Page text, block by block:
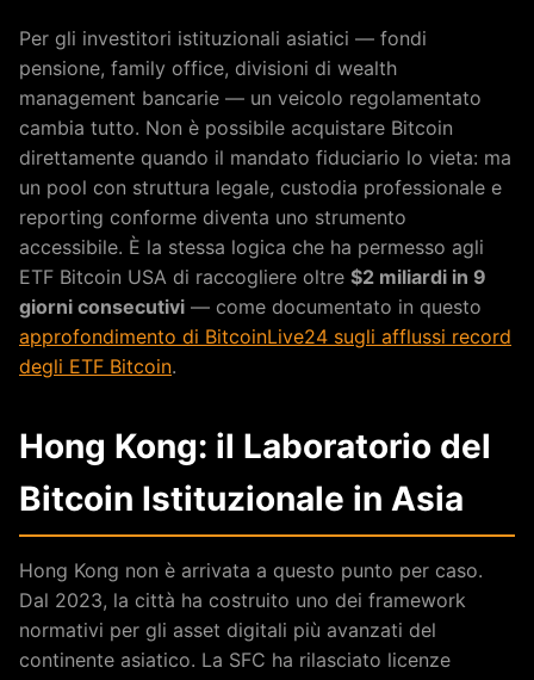
Per gli investitori istituzionali asiatici — fondi
pensione, family office, divisioni di wealth
management bancarie — un veicolo regolamentato
cambia tutto. Non è possibile acquistare Bitcoin
direttamente quando il mandato fiduciario lo vieta: ma
un pool con struttura legale, custodia professionale e
reporting conforme diventa uno strumento
accessibile. È la stessa logica che ha permesso agli
ETF Bitcoin USA di raccogliere oltre $2 miliardi in 9
giorni consecutivi — come documentato in questo
approfondimento di BitcoinLive24 sugli afflussi record
degli ETF Bitcoin.
Hong Kong: il Laboratorio del
Bitcoin Istituzionale in Asia
Hong Kong non è arrivata a questo punto per caso.
Dal 2023, la città ha costruito uno dei framework
normativi per gli asset digitali più avanzati del
continente asiatico. La SFC ha rilasciato licenze